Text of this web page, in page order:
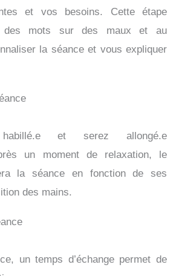
et vos besoins. Cette étape
des mots sur des maux et au
la séance et vous expliquer
et serez allongé.e
un moment de relaxation, le
la séance en fonction de ses
des mains.
un temps d’échange permet de